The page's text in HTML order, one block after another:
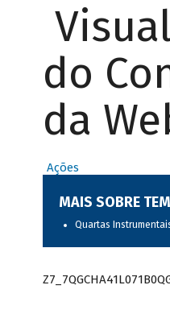
do
da
Ações
MAIS SOBRE
Quartas